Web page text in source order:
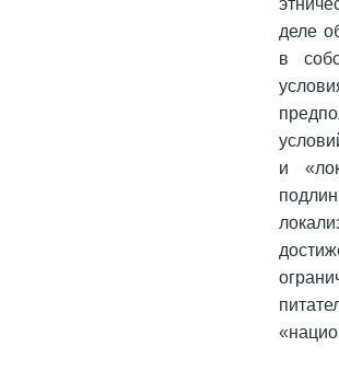
деле
в
и